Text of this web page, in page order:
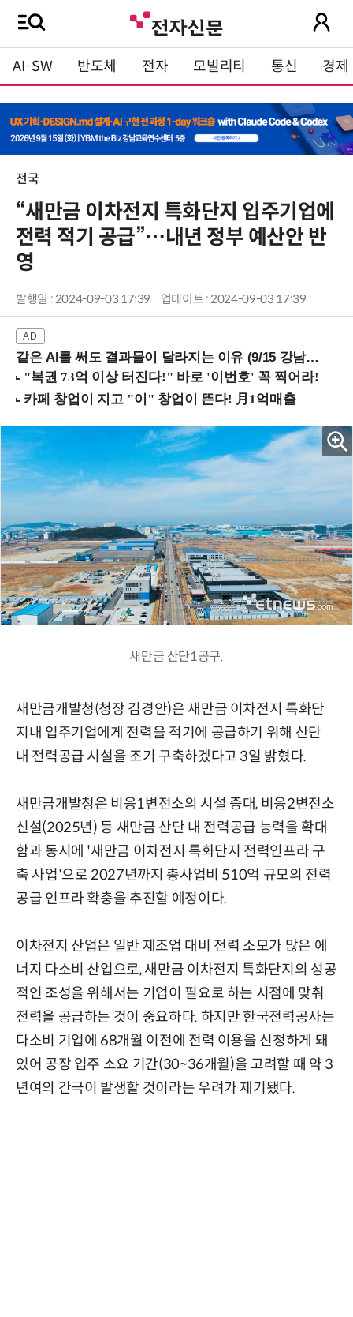
AI·SW 반도체 전자 모빌리티 통신 경제
전국
“새만금 이차전지 특화단지 입주기업에
전력 적기 공급”…내년 정부 예산안 반
영
발행일 : 2024-09-03 17:39 업데이트 : 2024-09-03 17:39
같은 AI를 써도 결과물이 달라지는 이유 (9/15 강남역)
새만금 산단1공구.
새만금개발청(청장 김경안)은 새만금 이차전지 특화단
지내 입주기업에게 전력을 적기에 공급하기 위해 산단
내 전력공급 시설을 조기 구축하겠다고 3일 밝혔다.
새만금개발청은 비응1변전소의 시설 증대, 비응2변전소
신설(2025년) 등 새만금 산단 내 전력공급 능력을 확대
함과 동시에 '새만금 이차전지 특화단지 전력인프라 구
축 사업'으로 2027년까지 총사업비 510억 규모의 전력
공급 인프라 확충을 추진할 예정이다.
이차전지 산업은 일반 제조업 대비 전력 소모가 많은 에
너지 다소비 산업으로, 새만금 이차전지 특화단지의 성공
적인 조성을 위해서는 기업이 필요로 하는 시점에 맞춰
전력을 공급하는 것이 중요하다. 하지만 한국전력공사는
다소비 기업에 68개월 이전에 전력 이용을 신청하게 돼
있어 공장 입주 소요 기간(30~36개월)을 고려할 때 약 3
년여의 간극이 발생할 것이라는 우려가 제기됐다.